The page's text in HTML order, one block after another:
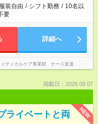
服装自由 / シフト勤務 / 10名以
要
詳細へ
ディカルケア事業部 ナース派遣
掲載日：2026.08.07
NEW
ライベートと両